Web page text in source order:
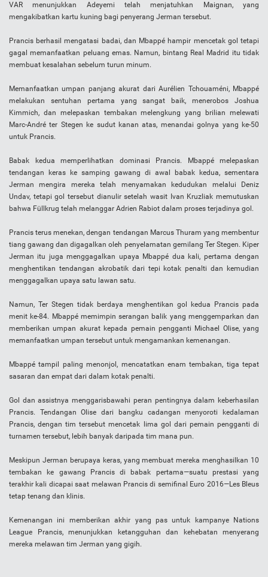
VAR menunjukkan Adeyemi telah menjatuhkan Maignan, yang
mengakibatkan kartu kuning bagi penyerang Jerman tersebut.
Prancis berhasil mengatasi badai, dan Mbappé hampir mencetak gol tetapi
gagal memanfaatkan peluang emas. Namun, bintang Real Madrid itu tidak
membuat kesalahan sebelum turun minum.
Memanfaatkan umpan panjang akurat dari Aurélien Tchouaméni, Mbappé
melakukan sentuhan pertama yang sangat baik, menerobos Joshua
Kimmich, dan melepaskan tembakan melengkung yang brilian melewati
Marc-André ter Stegen ke sudut kanan atas, menandai golnya yang ke-50
untuk Prancis.
Babak kedua memperlihatkan dominasi Prancis. Mbappé melepaskan
tendangan keras ke samping gawang di awal babak kedua, sementara
Jerman mengira mereka telah menyamakan kedudukan melalui Deniz
Undav, tetapi gol tersebut dianulir setelah wasit Ivan Kruzliak memutuskan
bahwa Füllkrug telah melanggar Adrien Rabiot dalam proses terjadinya gol.
Prancis terus menekan, dengan tendangan Marcus Thuram yang membentur
tiang gawang dan digagalkan oleh penyelamatan gemilang Ter Stegen. Kiper
Jerman itu juga menggagalkan upaya Mbappé dua kali, pertama dengan
menghentikan tendangan akrobatik dari tepi kotak penalti dan kemudian
menggagalkan upaya satu lawan satu.
Namun, Ter Stegen tidak berdaya menghentikan gol kedua Prancis pada
menit ke-84. Mbappé memimpin serangan balik yang menggemparkan dan
memberikan umpan akurat kepada pemain pengganti Michael Olise, yang
memanfaatkan umpan tersebut untuk mengamankan kemenangan.
Mbappé tampil paling menonjol, mencatatkan enam tembakan, tiga tepat
sasaran dan empat dari dalam kotak penalti.
Gol dan assistnya menggarisbawahi peran pentingnya dalam keberhasilan
Prancis. Tendangan Olise dari bangku cadangan menyoroti kedalaman
Prancis, dengan tim tersebut mencetak lima gol dari pemain pengganti di
turnamen tersebut, lebih banyak daripada tim mana pun.
Meskipun Jerman berupaya keras, yang membuat mereka menghasilkan 10
tembakan ke gawang Prancis di babak pertama—suatu prestasi yang
terakhir kali dicapai saat melawan Prancis di semifinal Euro 2016—Les Bleus
tetap tenang dan klinis.
Kemenangan ini memberikan akhir yang pas untuk kampanye Nations
League Prancis, menunjukkan ketangguhan dan kehebatan menyerang
mereka melawan tim Jerman yang gigih.